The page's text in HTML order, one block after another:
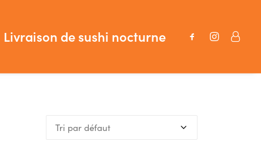
Livraison de sushi nocturne